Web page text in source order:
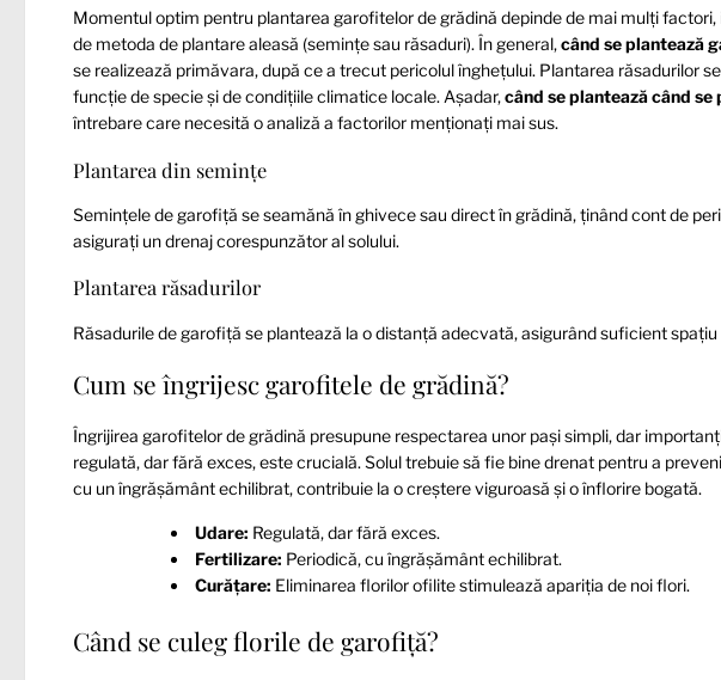
Momentul optim pentru plantarea garofitelor de grădină depinde de mai mulți
de metoda de plantare aleasă (semințe sau răsaduri). În general,când se plantează
se realizează primăvara, după ce a trecut pericolul înghețului. Plantarea răsadurilor
funcție de specie și de condițiile climatice locale. Așadar,când se plantează când
întrebare care necesită o analiză a factorilor menționați mai sus.
Plantarea din semințe
Semințele de garofiță se seamănă în ghivece sau direct în grădină, ținând cont de
asigurați un drenaj corespunzător al solului.
Plantarea răsadurilor
Răsadurile de garofiță se plantează la o distanță adecvată, asigurând suficient
Cum se îngrijesc garofitele de grădină?
Îngrijirea garofitelor de grădină presupune respectarea unor pași simpli, dar
regulată, dar fără exces, este crucială. Solul trebuie să fie bine drenat pentru a
cu un îngrășământ echilibrat, contribuie la o creștere viguroasă și o înflorire bogată.
Udare: Regulată, dar fără exces.
Fertilizare: Periodică, cu îngrășământ echilibrat.
Curățare: Eliminarea florilor ofilite stimulează apariția de noi flori.
Când se culeg florile de garofiță?